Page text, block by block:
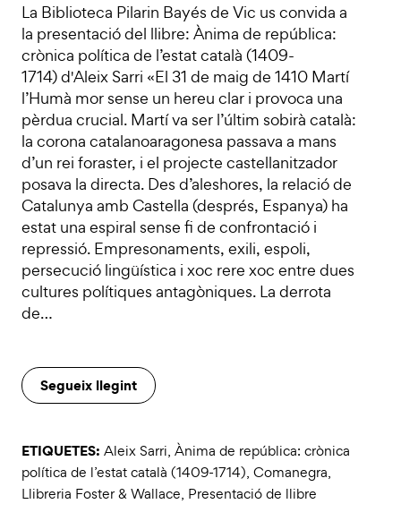
La Biblioteca Pilarin Bayés de Vic us convida a
la presentació del llibre: Ànima de república:
crònica política de l’estat català (1409-
1714) d'Aleix Sarri «El 31 de maig de 1410 Martí
l’Humà mor sense un hereu clar i provoca una
pèrdua crucial. Martí va ser l’últim sobirà català:
la corona catalanoaragonesa passava a mans
d’un rei foraster, i el projecte castellanitzador
posava la directa. Des d’aleshores, la relació de
Catalunya amb Castella (després, Espanya) ha
estat una espiral sense fi de confrontació i
repressió. Empresonaments, exili, espoli,
persecució lingüística i xoc rere xoc entre dues
cultures polítiques antagòniques. La derrota
de…
Segueix llegint
ETIQUETES: Aleix Sarri, Ànima de república: crònica
política de l’estat català (1409-1714), Comanegra,
Llibreria Foster & Wallace, Presentació de llibre